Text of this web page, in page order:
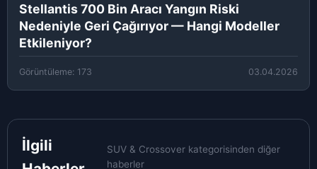
Stellantis 700 Bin Aracı Yangın Riski
Nedeniyle Geri Çağırıyor — Hangi Modeller
Etkileniyor?
Görüntüleme: 173 03.04.2026
İlgili
SUV & Crossover kategorisinden diğer
haberler